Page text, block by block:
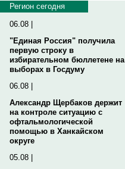
Регион сегодня
06.08 |
"Единая Россия" получила
первую строку в
избирательном бюллетене на
выборах в Госдуму
06.08 |
Александр Щербаков держит
на контроле ситуацию с
офтальмологической
помощью в Ханкайском
округе
05.08 |